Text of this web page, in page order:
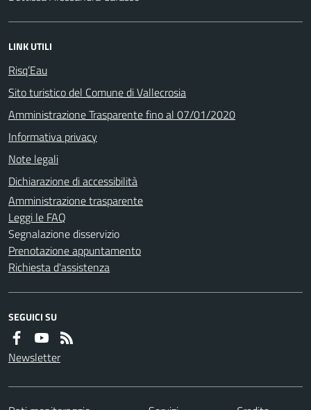
LINK UTILI
Risq’Eau
Sito turistico del Comune di Vallecrosia
Amministrazione Trasparente fino al 07/01/2020
Informativa privacy
Note legali
Dichiarazione di accessibilità
Amministrazione trasparente
Leggi le FAQ
Segnalazione disservizio
Prenotazione appuntamento
Richiesta d'assistenza
SEGUICI SU
Newsletter